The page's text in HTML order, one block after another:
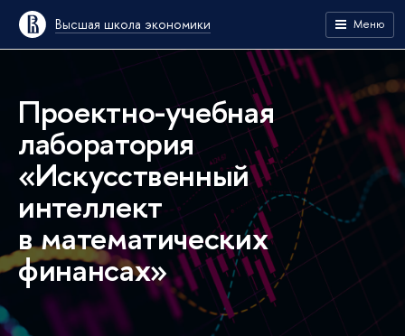
Высшая школа экономики Меню
Проектно-учебная
лаборатория
«Искусственный
интеллект
в математических
финансах»